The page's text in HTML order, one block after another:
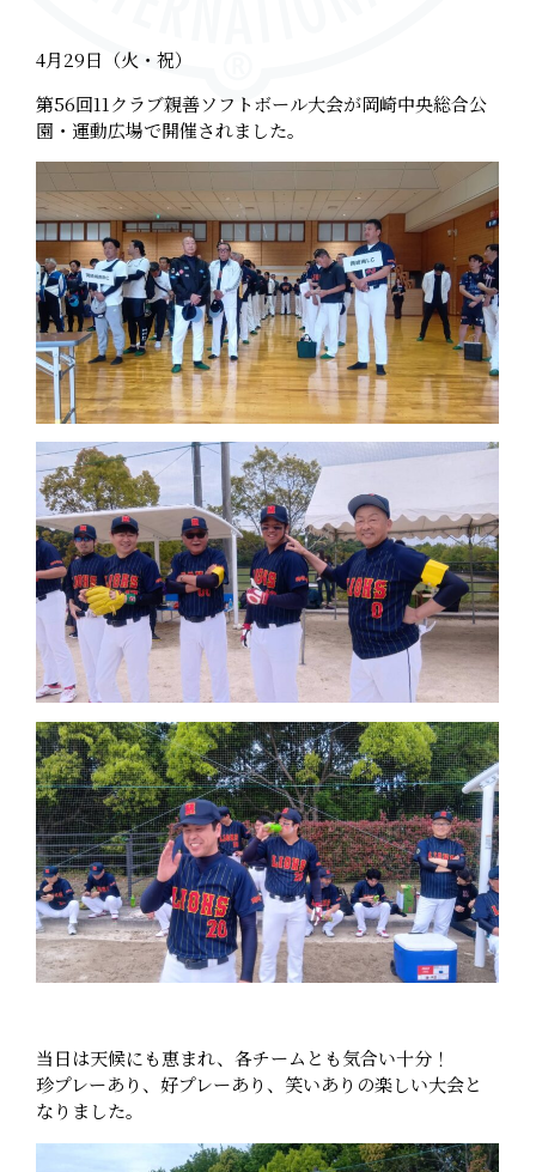
4月29日（火・祝）
第56回11クラブ親善ソフトボール大会が岡崎中央総合公
園・運動広場で開催されました。
当日は天候にも恵まれ、各チームとも気合い十分！
珍プレーあり、好プレーあり、笑いありの楽しい大会と
なりました。